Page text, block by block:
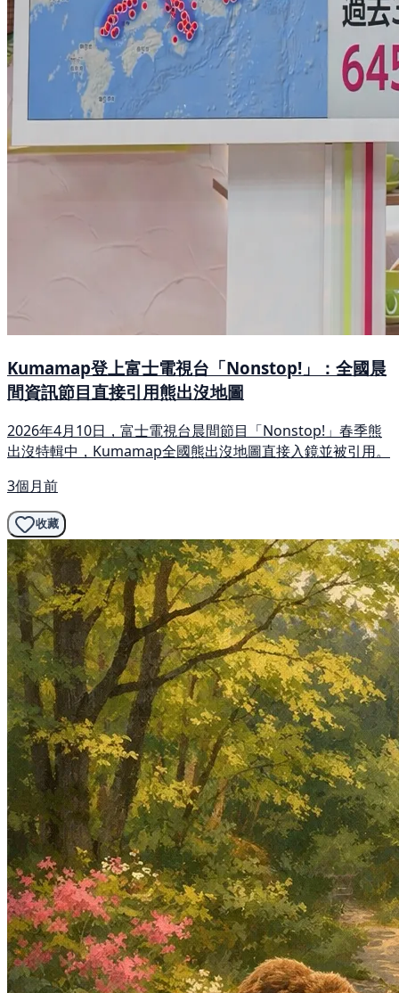
Kumamap登上富士電視台「Nonstop!」：全國晨
間資訊節目直接引用熊出沒地圖
2026年4月10日，富士電視台晨間節目「Nonstop!」春季熊
出沒特輯中，Kumamap全國熊出沒地圖直接入鏡並被引用。
3個月前
收藏